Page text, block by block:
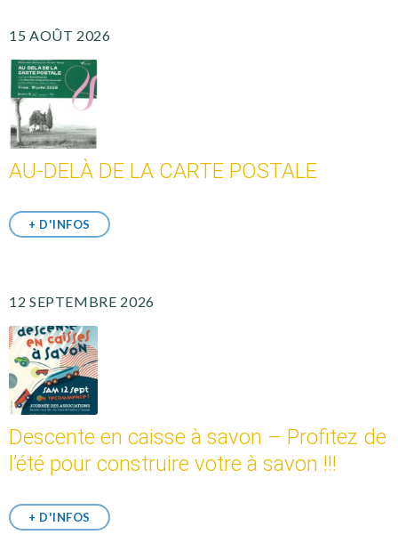
15 AOÛT 2026
AU-DELÀ DE LA CARTE POSTALE
+ D'INFOS
12 SEPTEMBRE 2026
Descente en caisse à savon – Profitez de
l’été pour construire votre à savon !!!
+ D'INFOS